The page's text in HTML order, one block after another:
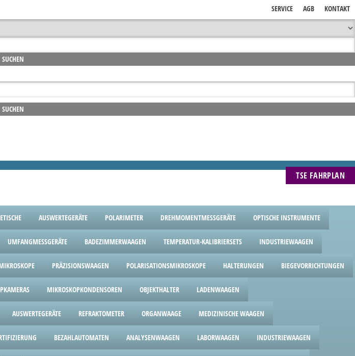
KONTAKT
AGB
SERVICE
TSE FAHRPLAN
AUSWERTEGERÄTE POLARIMETER DREHMOMENTMESSGERÄTE OPTISCHE INSTRUMENTE
UMFANGMESSGERÄTE BADEZIMMERWAAGEN TEMPERATUR-KALIBRIERSETS INDUSTRIEWAAGEN
PRÄZISIONSWAAGEN POLARISATIONSMIKROSKOPE HALTERUNGEN BIEGEVORRICHTUNGEN
MIKROSKOPKONDENSOREN OBJEKTHALTER LADENWAAGEN
AUSWERTEGERÄTE REFRAKTOMETER ORGANWAAGE MEDIZINISCHE WAAGEN
BEZAHLAUTOMATEN ANALYSENWAAGEN LABORWAAGEN INDUSTRIEWAAGEN